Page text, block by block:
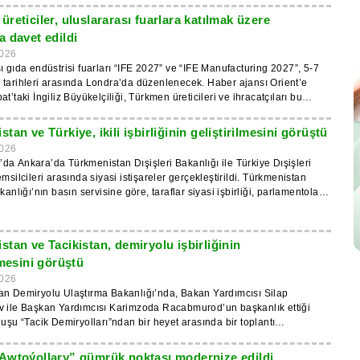
başkanlığına seçilmesini tebrik ederek, çalışmalarında başarılar
önemini vurguladılar ve UNESCO Dünya Mirası
daha fazla işbirliği yapmaya hazır olduklarını teyit ettiler.
ayrıca, karşılıklı çıkar alanlarında kuruluşla işbirliğini geliştirme
kararlılığını da dile getirdi.
uluslararası fuarlara katılmak üzere
davet edildi
gıda endüstrisi fuarları “IFE 2027” ve “IFE Manufacturing 2027”, 5-7
arasında Londra’da düzenlenecek. Haber ajansı Orient’e
İngiliz Büyükelçiliği, Türkmen üreticileri ve ihracatçıları bu
araya getirecek ve şirketlere “Türkmenistan’da üretildi” ürünlerini
ortaklara tanıtma fırsatı sunacak. Türkmenistan için bir ulusal
değerlendiriliyor. “IFE Manufacturing 2027”, üretim
işleme, paketleme ve kalite standartlarına odaklanacak. Fuarlara
deneyimlerini paylaşmalarını, üretimlerini modernize
ihracat fırsatlarını genişletmelerini sağlayacak.
ve Türkiye, ikili işbirliğinin geliştirilmesini görüştü
Ankara’da Türkmenistan Dışişleri Bakanlığı ile Türkiye Dışişleri
arasında siyasi istişareler gerçekleştirildi. Türkmenistan
basın servisine göre, taraflar siyasi işbirliği, parlamentolar
iki ülke arasındaki ortaklığı güçlendirmedeki rolünü
yanı
kuruluşlar kapsamındaki işbirliğine de özel önem verildi. Taraflar
eğitim, bilim, spor ve sağlık alanlarında ilişkilerin genişletilmesine
Ziyaret kapsamında Türkmen heyeti, Türkiye
Yardımcısı Ayşe Berris Ekinci ile bir görüşme gerçekleştirdi.
teyit ettiler.
ve Tacikistan, demiryolu işbirliğinin
görüştü
Demiryolu Ulaştırma Bakanlığı’nda, Bakan Yardımcısı Silap
ile Başkan Yardımcısı Karimzoda Racabmurod’un başkanlık ettiği
“Tacik Demiryolları”ndan bir heyet arasında bir toplantı
ve tarife politikasının iyileştirilmesi dahil olmak üzere işbirliğinin
gümrük noktası modernize edildi